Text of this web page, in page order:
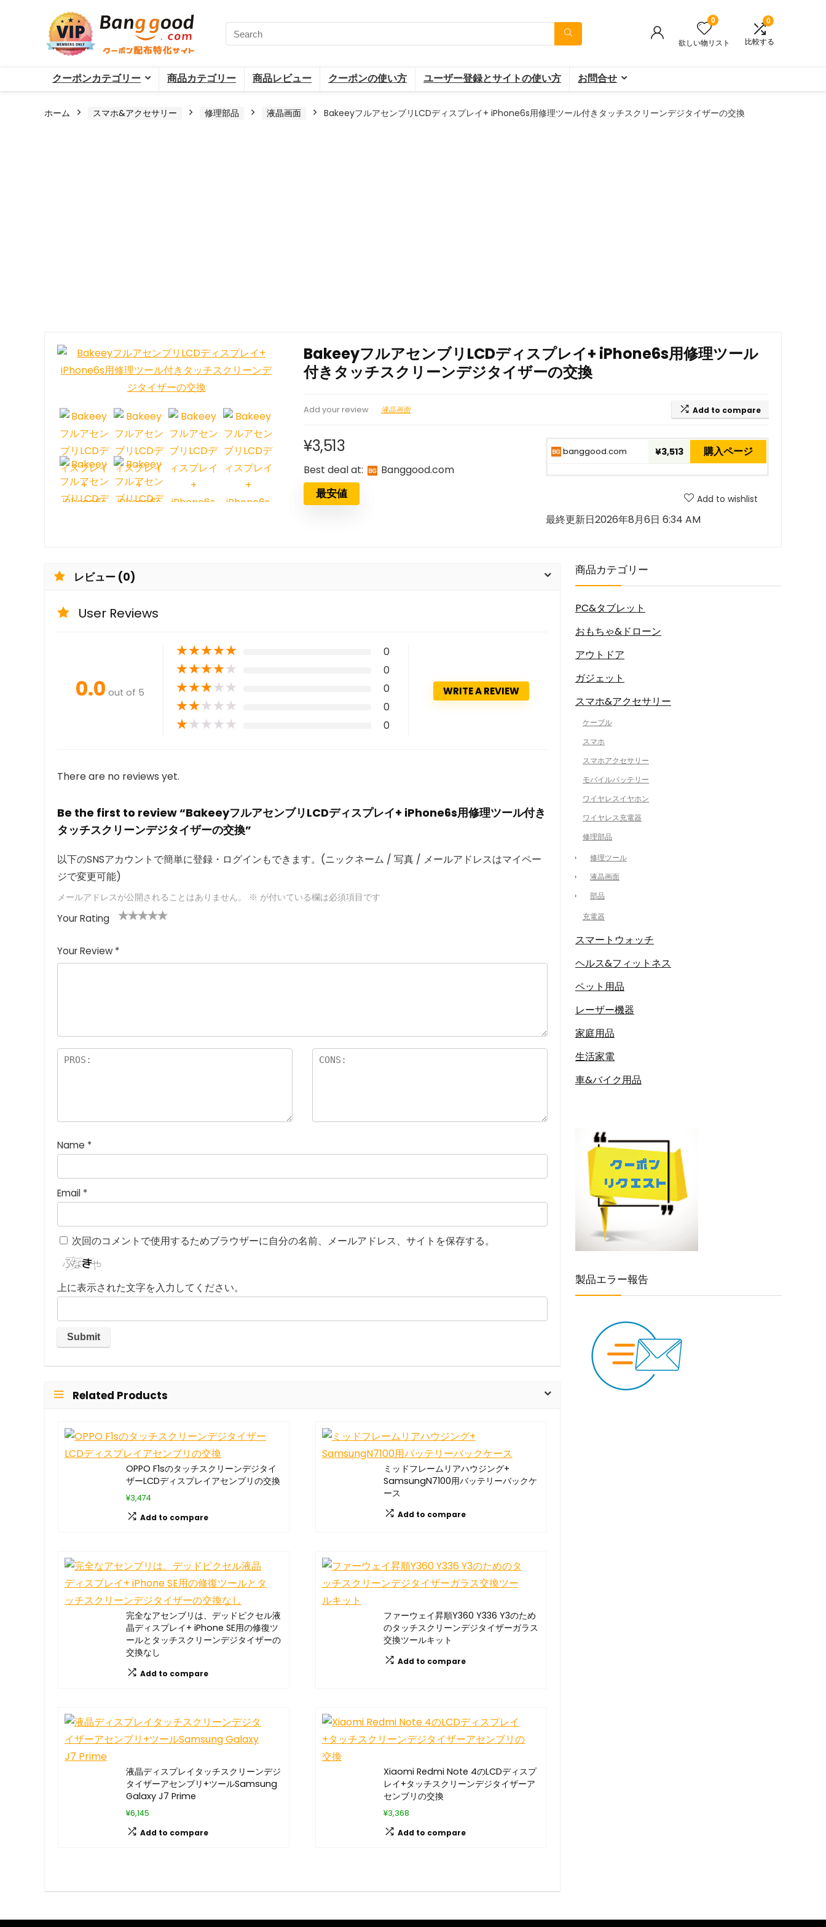
0
欲しい物リスト
0
比較する
クーポンカテゴリー 商品カテゴリー 商品レビュー クーポンの使い方 ユーザー登録とサイトの使い方 お問合せ
ホーム スマホ&アクセサリー 修理部品 液晶画面 BakeeyフルアセンブリLCDディスプレイ+ iPhone6s用修理ツール付きタッチスクリーンデジタイザーの交換
BakeeyフルアセンブリLCDディスプレイ+ iPhone6s用修理ツール
付きタッチスクリーンデジタイザーの交換
Add your review 液晶画面 Add to compare
¥3,513
Best deal at: banggood.com
最安値
banggood.com ¥3,513 購入ページ
Add to wishlist
最終更新日2026年8月6日 6:34 AM
レビュー (0)
User Reviews
0.0 out of 5
★★★★★ 0
★★★★★ 0
★★★★★ 0
★★★★★ 0
★★★★★ 0
WRITE A REVIEW
There are no reviews yet.
Be the first to review “BakeeyフルアセンブリLCDディスプレイ+ iPhone6s用修理ツール付き
タッチスクリーンデジタイザーの交換”
以下のSNSアカウントで簡単に登録・ログインもできます。(ニックネーム / 写真 / メールアドレスはマイペー
ジで変更可能)
メールアドレスが公開されることはありません。 ※ が付いている欄は必須項目です
Your Rating
つ
星
価
星
(最
(最高
評価:
(最高評
価: 5つ
高評価: 5
つ星)
Your Review *
Name *
Email *
次回のコメントで使用するためブラウザーに自分の名前、メールアドレス、サイトを保存する。
上に表示された文字を入力してください。
Related Products
OPPO F1sのタッチスクリーンデジタイ
ザーLCDディスプレイアセンブリの交換
¥3,474
Add to compare
ミッドフレームリアハウジング+
SamsungN7100用バッテリーバックケ
ース
Add to compare
完全なアセンブリは、デッドピクセル液
晶ディスプレイ+ iPhone SE用の修復ツ
ールとタッチスクリーンデジタイザーの
交換なし
Add to compare
ファーウェイ昇順Y360 Y336 Y3のため
のタッチスクリーンデジタイザーガラス
交換ツールキット
Add to compare
液晶ディスプレイタッチスクリーンデジ
タイザーアセンブリ+ツールSamsung
Galaxy J7 Prime
¥6,145
Add to compare
Xiaomi Redmi Note 4のLCDディスプ
レイ+タッチスクリーンデジタイザーア
センブリの交換
¥3,368
Add to compare
商品カテゴリー
PC&タブレット
おもちゃ&ドローン
アウトドア
ガジェット
スマホ&アクセサリー
ケーブル
スマホ
スマホアクセサリー
モバイルバッテリー
ワイヤレスイヤホン
ワイヤレス充電器
修理部品
修理ツール
液晶画面
部品
充電器
スマートウォッチ
ヘルス&フィットネス
ペット用品
レーザー機器
家庭用品
生活家電
車&バイク用品
製品エラー報告